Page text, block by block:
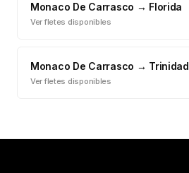
Monaco De Carrasco → Florida
Ver fletes disponibles
Monaco De Carrasco → Trinidad
Ver fletes disponibles